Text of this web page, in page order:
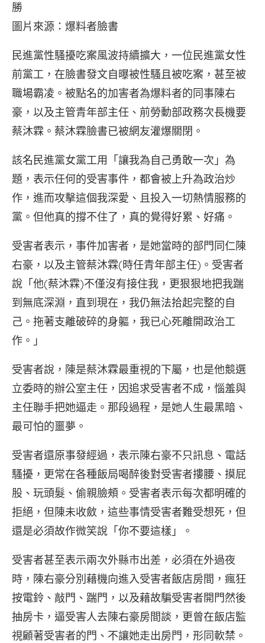
勝
圖片來源：爆料者臉書
民進黨性騷擾吃案風波持續擴大，一位民進黨女性
前黨工，在臉書發文自曝被性騷且被吃案，甚至被
職場霸凌。被點名的加害者為爆料者的同事陳右
豪，以及主管青年部主任、前勞動部政務次長機要
蔡沐霖。蔡沐霖臉書已被網友灌爆關閉。
該名民進黨女黨工用「讓我為自己勇敢一次」為
題，表示任何的受害事件，都會被上升為政治炒
作，進而攻擊這個我深愛、且投入一切熱情服務的
黨。但他真的撐不住了，真的覺得好累、好痛。
受害者表示，事件加害者，是她當時的部門同仁陳
右豪，以及主管蔡沐霖(時任青年部主任)。受害者
說「他(蔡沐霖)不僅沒有接住我，更狠狠地把我踹
到無底深淵，直到現在，我仍無法拾起完整的自
己。拖著支離破碎的身軀，我已心死離開政治工
作。」
受害者說，陳是蔡沐霖最重視的下屬，也是他競選
立委時的辦公室主任，因追求受害者不成，惱羞與
主任聯手把她逼走。那段過程，是她人生最黑暗、
最可怕的噩夢。
受害者還原事發經過，表示陳右豪不只訊息、電話
騷擾，更常在各種飯局喝醉後對受害者摟腰、摸屁
股、玩頭髮、偷親臉頰。受害者表示每次都明確的
拒絕，但陳未收斂，這些事情受害者難受想死，但
還是必須故作微笑說「你不要這樣」。
受害者甚至表示兩次外縣市出差，必須在外過夜
時，陳右豪分別藉機向進入受害者飯店房間，瘋狂
按電鈴、敲門、踹門，以及藉故騙受害者開門然後
抽房卡，逼受害人去陳右豪房間談，更曾在飯店監
視顧著受害者的門、不讓她走出房門，形同軟禁。